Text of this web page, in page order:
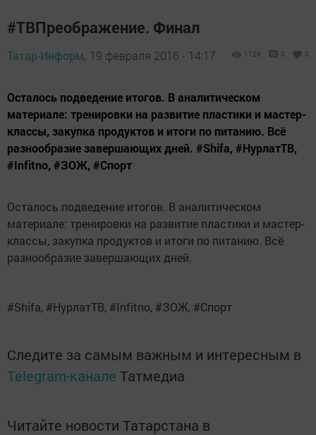
#ТВПреображение. Финал
Татар-Информ, 19 февраля 2016 - 14:17 1126 0 0
Осталось подведение итогов. В аналитическом
материале: тренировки на развитие пластики и мастер-
классы, закупка продуктов и итоги по питанию. Всё
разнообразие завершающих дней. #Shifa, #НурлатТВ,
#Infitno, #ЗОЖ, #Спорт
Осталось подведение итогов. В аналитическом
материале: тренировки на развитие пластики и мастер-
классы, закупка продуктов и итоги по питанию. Всё
разнообразие завершающих дней.
#Shifa, #НурлатТВ, #Infitno, #ЗОЖ, #Спорт
Следите за самым важным и интересным в
Telegram-канале Татмедиа
Читайте новости Татарстана в